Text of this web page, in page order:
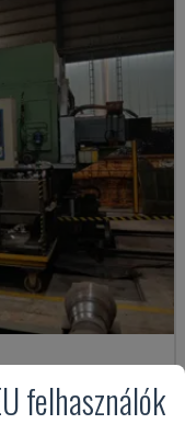
felhasználók